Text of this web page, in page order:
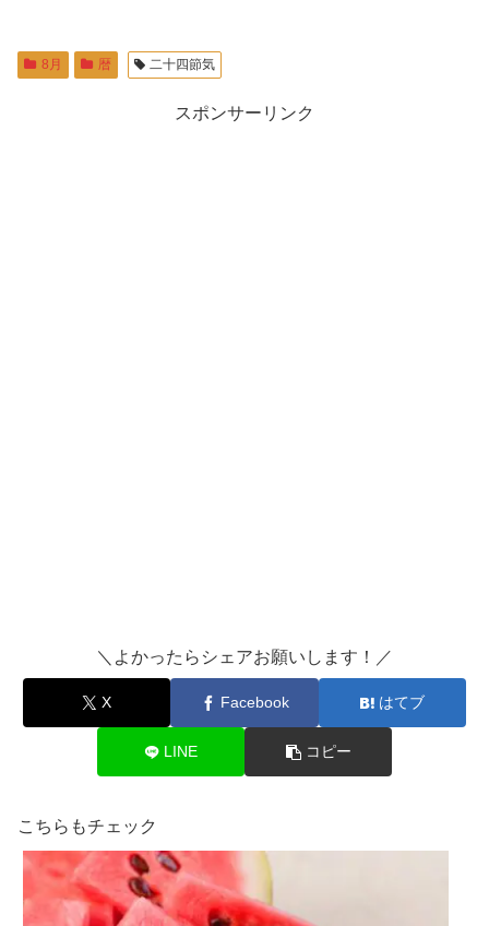
8月 暦 二十四節気
スポンサーリンク
＼よかったらシェアお願いします！／
X Facebook はてブ
LINE コピー
こちらもチェック